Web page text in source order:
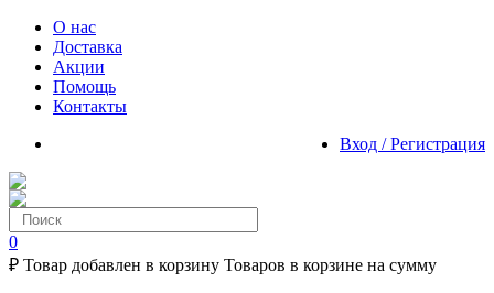
О нас
Доставка
Акции
Помощь
Контакты
Вход / Регистрация
0
₽ Товар добавлен в корзину Товаров в корзине на сумму